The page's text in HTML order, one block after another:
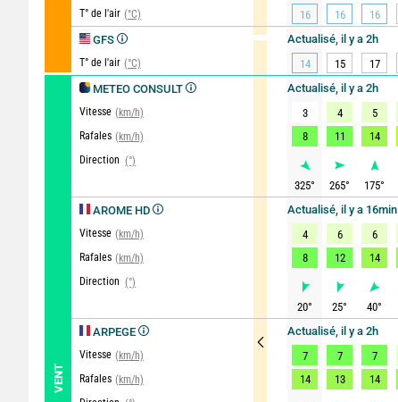
T° de l'air (°C)
GFS
T° de l'air (°C)
VENT
METEO CONSULT
Vitesse (km/h)
Rafales (km/h)
Direction (°)
AROME HD
Vitesse (km/h)
Rafales (km/h)
Direction (°)
ARPEGE
Vitesse (km/h)
Rafales (km/h)
16
16 16
Actualisé, il y a 2h
14
15 17
Actualisé, il y a 2h
3
4 5
8
11 14
325° 265° 175°
Actualisé, il y a 16min
4
6 6
8
12 14
20° 25° 40°
Actualisé, il y a 2h
7
7 7
14
13 14